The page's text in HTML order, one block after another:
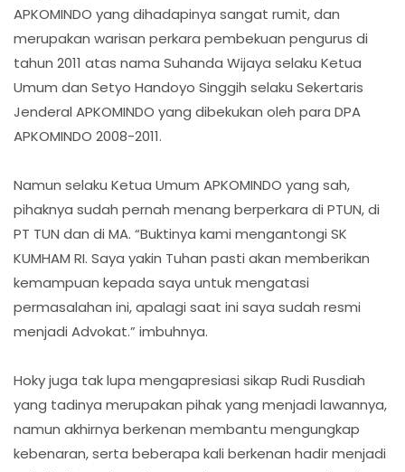
APKOMINDO yang dihadapinya sangat rumit, dan
merupakan warisan perkara pembekuan pengurus di
tahun 2011 atas nama Suhanda Wijaya selaku Ketua
Umum dan Setyo Handoyo Singgih selaku Sekertaris
Jenderal APKOMINDO yang dibekukan oleh para DPA
APKOMINDO 2008-2011.
Namun selaku Ketua Umum APKOMINDO yang sah,
pihaknya sudah pernah menang berperkara di PTUN, di
PT TUN dan di MA. “Buktinya kami mengantongi SK
KUMHAM RI. Saya yakin Tuhan pasti akan memberikan
kemampuan kepada saya untuk mengatasi
permasalahan ini, apalagi saat ini saya sudah resmi
menjadi Advokat.” imbuhnya.
Hoky juga tak lupa mengapresiasi sikap Rudi Rusdiah
yang tadinya merupakan pihak yang menjadi lawannya,
namun akhirnya berkenan membantu mengungkap
kebenaran, serta beberapa kali berkenan hadir menjadi